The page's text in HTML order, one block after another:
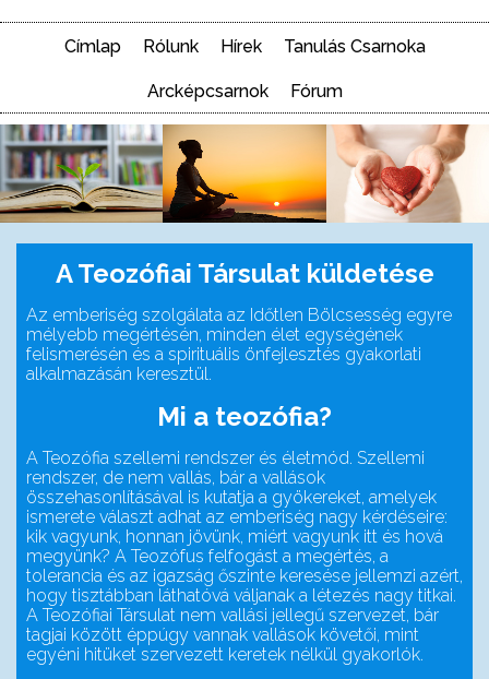
Címlap Rólunk Hírek Tanulás Csarnoka
Arcképcsarnok Fórum
A Teozófiai Társulat küldetése
Az emberiség szolgálata az Időtlen Bölcsesség egyre
mélyebb megértésén, minden élet egységének
felismerésén és a spirituális önfejlesztés gyakorlati
alkalmazásán keresztül.
Mi a teozófia?
A Teozófia szellemi rendszer és életmód. Szellemi
rendszer, de nem vallás, bár a vallások
összehasonlításával is kutatja a gyökereket, amelyek
ismerete választ adhat az emberiség nagy kérdéseire:
kik vagyunk, honnan jövünk, miért vagyunk itt és hová
megyünk? A Teozófus felfogást a megértés, a
tolerancia és az igazság őszinte keresése jellemzi azért,
hogy tisztábban láthatóvá váljanak a létezés nagy titkai.
A Teozófiai Társulat nem vallási jellegű szervezet, bár
tagjai között éppúgy vannak vallások követői, mint
egyéni hitüket szervezett keretek nélkül gyakorlók.